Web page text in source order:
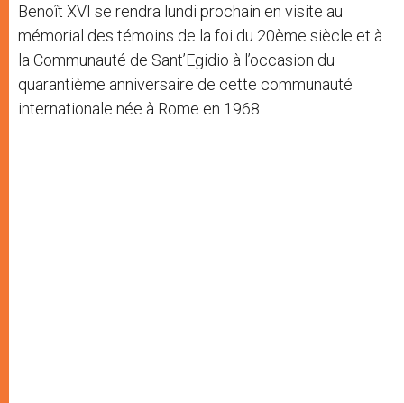
Benoît XVI se rendra lundi prochain en visite au
mémorial des témoins de la foi du 20ème siècle et à
la Communauté de Sant’Egidio à l’occasion du
quarantième anniversaire de cette communauté
internationale née à Rome en 1968.